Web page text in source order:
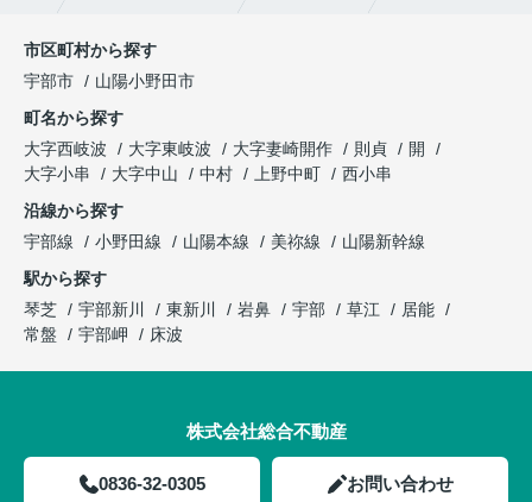
市区町村から探す
宇部市
山陽小野田市
町名から探す
大字西岐波
大字東岐波 大字妻崎開作 則貞
開
大字小串
大字中山 中村 上野中町
西小串
沿線から探す
宇部線
小野田線 山陽本線 美祢線
山陽新幹線
駅から探す
琴芝
宇部新川 東新川 岩鼻 宇部 草江
居能
常盤
宇部岬 床波
株式会社総合不動産
0836-32-0305 お問い合わせ